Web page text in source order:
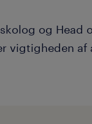
og Head
vigtigheden